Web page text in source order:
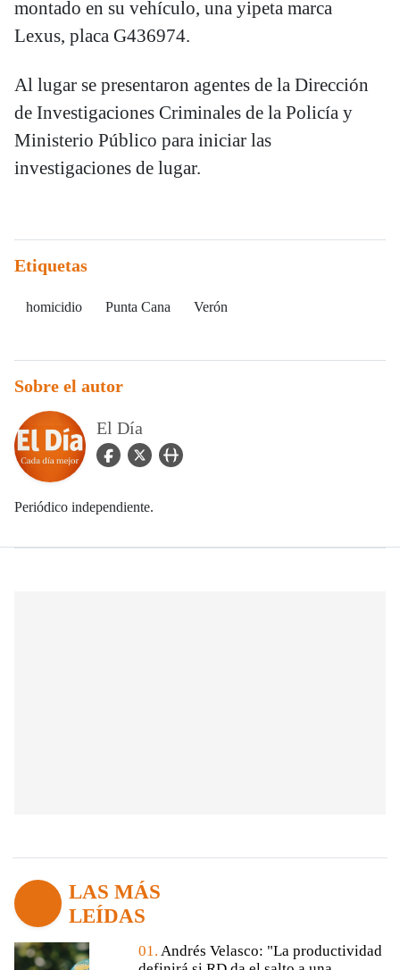
montado en su vehículo, una yipeta marca
Lexus, placa G436974.
Al lugar se presentaron agentes de la Dirección
de Investigaciones Criminales de la Policía y
Ministerio Público para iniciar las
investigaciones de lugar.
Etiquetas
homicidio Punta Cana Verón
Sobre el autor
El Día
facebook Icon
twitter Iconuser_url Icon
Periódico independiente.
LAS MÁS
LEÍDAS
01. Andrés Velasco: "La productividad